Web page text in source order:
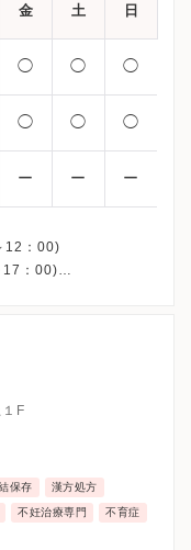
金 土 日
◯ ◯ ◯
◯ ◯ ◯
ー ー ー
12：00)
17：00)
F
保存 漢方処方
不妊治療専門 不育症